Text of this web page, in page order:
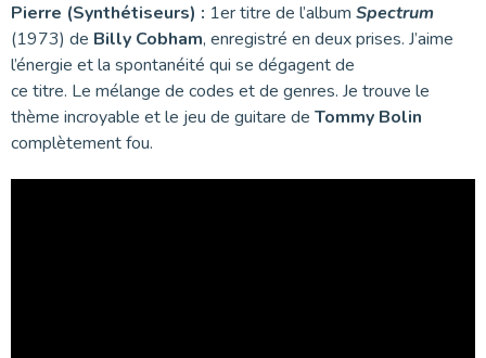
Pierre (Synthétiseurs) : 1er titre de l’album Spectrum
(1973) de Billy Cobham, enregistré en deux prises. J’aime
l’énergie et la spontanéité qui se dégagent de
ce titre. Le mélange de codes et de genres. Je trouve le
thème incroyable et le jeu de guitare de Tommy Bolin
complètement fou.